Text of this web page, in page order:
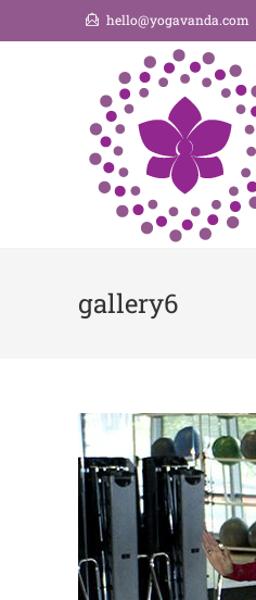
hello@yogavanda.com
gallery6